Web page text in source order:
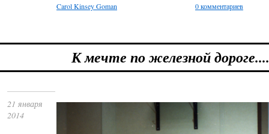
Carol Kinsey Goman 0 комментариев
К мечте по железной дороге....
21 января
2014